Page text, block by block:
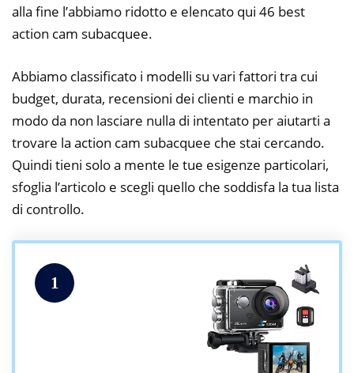
alla fine l’abbiamo ridotto e elencato qui 46 best
action cam subacquee.
Abbiamo classificato i modelli su vari fattori tra cui
budget, durata, recensioni dei clienti e marchio in
modo da non lasciare nulla di intentato per aiutarti a
trovare la action cam subacquee che stai cercando.
Quindi tieni solo a mente le tue esigenze particolari,
sfoglia l’articolo e scegli quello che soddisfa la tua lista
di controllo.
1